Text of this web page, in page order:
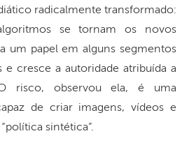
radicalmente transformado:
se tornam os novos
um papel em alguns segmentos
cresce a autoridade atribuída a
O risco, observou ela, é uma
de criar imagens, vídeos e
sintética”.